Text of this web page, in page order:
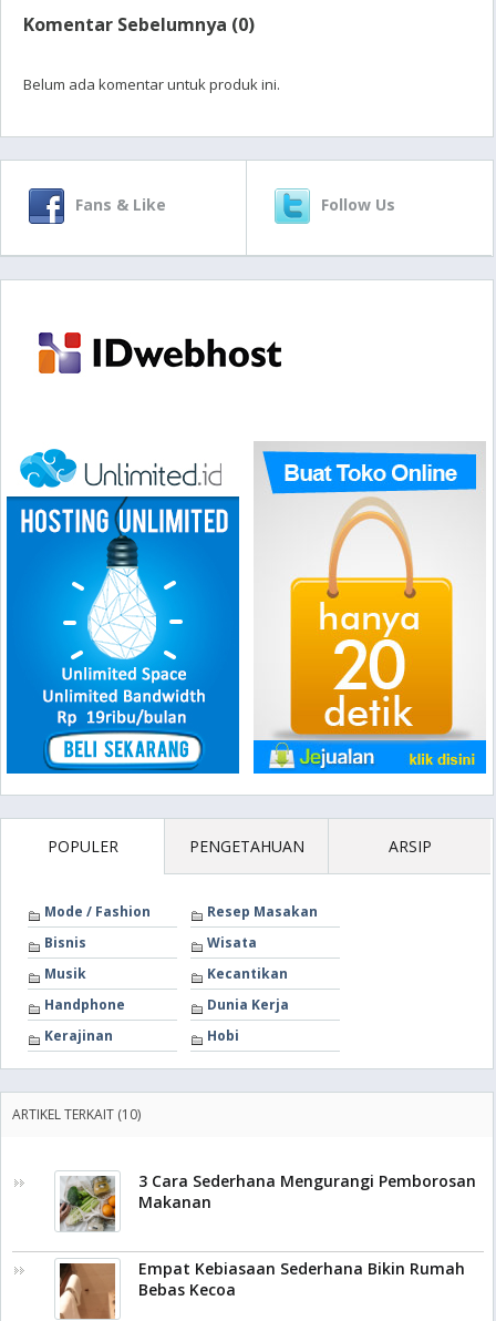
Komentar Sebelumnya (0)
Belum ada komentar untuk produk ini.
Fans & Like Follow Us
POPULER PENGETAHUAN ARSIP
Mode / Fashion
Resep Masakan
Bisnis
Wisata
Musik
Kecantikan
Handphone
Dunia Kerja
Kerajinan
Hobi
ARTIKEL TERKAIT (10)
3 Cara Sederhana Mengurangi Pemborosan
Makanan
Empat Kebiasaan Sederhana Bikin Rumah
Bebas Kecoa